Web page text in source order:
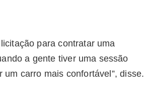
para contratar uma
a gente tiver uma sessão
carro mais confortável”, disse.